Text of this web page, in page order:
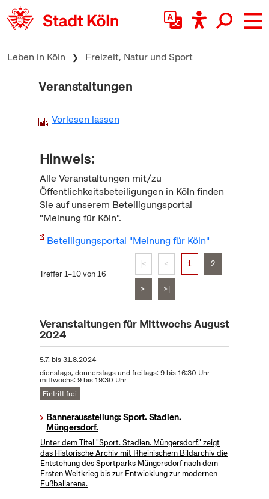
zum Inhalt springen
Leben in Köln Freizeit, Natur und Sport
Veranstaltungen
Vorlesen lassen
Hinweis:
Alle Veranstaltungen mit/zu
Öffentlichkeitsbeteiligungen in Köln finden
Sie auf unserem Beteiligungsportal
"Meinung für Köln".
Beteiligungsportal "Meinung für Köln"
Treffer 1–10 von 16
|< < 1 2
> >|
Veranstaltungen für Mittwochs August
2024
5.7. bis31.8.2024
dienstags, donnerstags und freitags: 9 bis 16:30 Uhr
mittwochs: 9 bis 19:30 Uhr
Eintritt frei
Bannerausstellung: Sport. Stadien.
Müngersdorf.
Unter dem Titel "Sport. Stadien. Müngersdorf." zeigt
das Historische Archiv mit Rheinischem Bildarchiv die
Entstehung des Sportparks Müngersdorf nach dem
Ersten Weltkrieg bis zur Entwicklung zur modernen
Fußballarena.